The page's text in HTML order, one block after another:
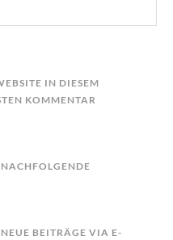
IN DIESEM
KOMMENTAR
BEITRÄGE VIA E-